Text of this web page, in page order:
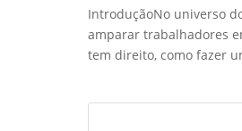
IntroduçãoNo universo
amparar trabalhadores
tem direito, como fazer